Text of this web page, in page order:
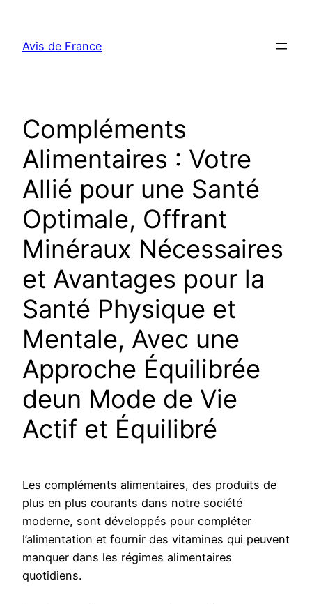
contenu
Avis de France
Compléments
Alimentaires : Votre
Allié pour une Santé
Optimale, Offrant
Minéraux Nécessaires
et Avantages pour la
Santé Physique et
Mentale, Avec une
Approche Équilibrée
deun Mode de Vie
Actif et Équilibré
Les compléments alimentaires, des produits de
plus en plus courants dans notre société
moderne, sont développés pour compléter
l’alimentation et fournir des vitamines qui peuvent
manquer dans les régimes alimentaires
quotidiens.